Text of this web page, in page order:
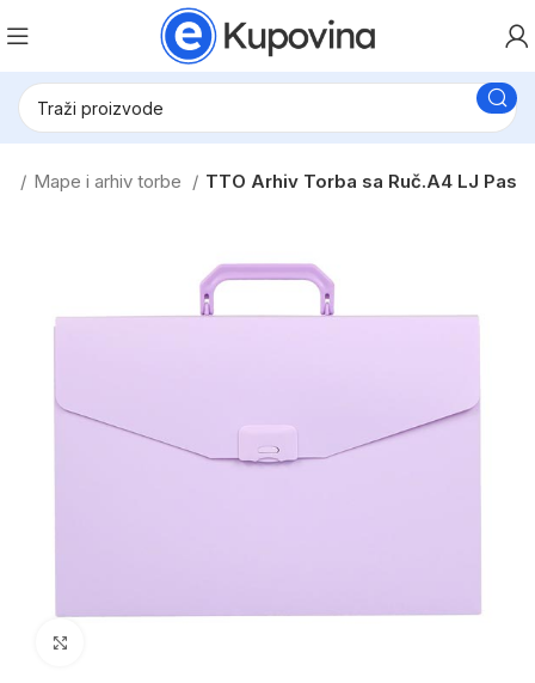
Mape i arhiv torbe TTO Arhiv Torba sa Ruč.A4 LJ Pas